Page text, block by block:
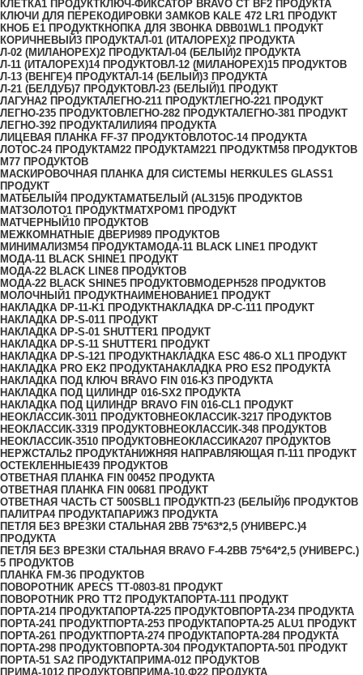
КЛЕТКА1 ПРОДУКТКЛЮЧ-ФИКСАТОР BRAVO СТ BF2 ПРОДУКТА
КЛЮЧИ ДЛЯ ПЕРЕКОДИРОВКИ ЗАМКОВ KALE 472 LR1 ПРОДУКТ
КНОБ Е1 ПРОДУКТКНОПКА ДЛЯ ЗВОНКА DBB01WL1 ПРОДУКТ
КОРИЧНЕВЫЙ3 ПРОДУКТАЛ-01 (ИТАЛОРЕХ)2 ПРОДУКТА
Л-02 (МИЛАНОРЕХ)2 ПРОДУКТАЛ-04 (БЕЛЫЙ)2 ПРОДУКТА
Л-11 (ИТАЛОРЕХ)14 ПРОДУКТОВЛ-12 (МИЛАНОРЕХ)15 ПРОДУКТОВ
Л-13 (ВЕНГЕ)4 ПРОДУКТАЛ-14 (БЕЛЫЙ)3 ПРОДУКТА
Л-21 (БЕЛДУБ)7 ПРОДУКТОВЛ-23 (БЕЛЫЙ)1 ПРОДУКТ
ЛАГУНА2 ПРОДУКТАЛЕГНО-211 ПРОДУКТЛЕГНО-221 ПРОДУКТ
ЛЕГНО-235 ПРОДУКТОВЛЕГНО-282 ПРОДУКТАЛЕГНО-381 ПРОДУКТ
ЛЕГНО-392 ПРОДУКТАЛИЛИЯ4 ПРОДУКТА
ЛИЦЕВАЯ ПЛАНКА FF-37 ПРОДУКТОВЛОТОС-14 ПРОДУКТА
ЛОТОС-24 ПРОДУКТАМ22 ПРОДУКТАМ221 ПРОДУКТМ58 ПРОДУКТОВ
М77 ПРОДУКТОВ
МАСКИРОВОЧНАЯ ПЛАНКА ДЛЯ СИСТЕМЫ HERKULES GLASS1
ПРОДУКТ
МАТБЕЛЫЙ4 ПРОДУКТАМАТБЕЛЫЙ (AL315)6 ПРОДУКТОВ
МАТЗОЛОТО1 ПРОДУКТМАТХРОМ1 ПРОДУКТ
МАТЧЕРНЫЙ10 ПРОДУКТОВ
МЕЖКОМНАТНЫЕ ДВЕРИ989 ПРОДУКТОВ
МИНИМАЛИЗМ54 ПРОДУКТАМОДА-11 BLACK LINE1 ПРОДУКТ
МОДА-11 BLACK SHINE1 ПРОДУКТ
МОДА-22 BLACK LINE8 ПРОДУКТОВ
МОДА-22 BLACK SHINE5 ПРОДУКТОВМОДЕРН528 ПРОДУКТОВ
МОЛОЧНЫЙ1 ПРОДУКТНАИМЕНОВАНИЕ1 ПРОДУКТ
НАКЛАДКА DP-11-K1 ПРОДУКТНАКЛАДКА DP-C-111 ПРОДУКТ
НАКЛАДКА DP-S-011 ПРОДУКТ
НАКЛАДКА DP-S-01 SHUTTER1 ПРОДУКТ
НАКЛАДКА DP-S-11 SHUTTER1 ПРОДУКТ
НАКЛАДКА DP-S-121 ПРОДУКТНАКЛАДКА ESC 486-O XL1 ПРОДУКТ
НАКЛАДКА PRO EK2 ПРОДУКТАНАКЛАДКА PRO ES2 ПРОДУКТА
НАКЛАДКА ПОД КЛЮЧ BRAVO FIN 016-K3 ПРОДУКТА
НАКЛАДКА ПОД ЦИЛИНДР 016-SX2 ПРОДУКТА
НАКЛАДКА ПОД ЦИЛИНДР BRAVO FIN 016-СL1 ПРОДУКТ
НЕОКЛАССИК-3011 ПРОДУКТОВНЕОКЛАССИК-3217 ПРОДУКТОВ
НЕОКЛАССИК-3319 ПРОДУКТОВНЕОКЛАССИК-348 ПРОДУКТОВ
НЕОКЛАССИК-3510 ПРОДУКТОВНЕОКЛАССИКА207 ПРОДУКТОВ
НЕРЖСТАЛЬ2 ПРОДУКТАНИЖНЯЯ НАПРАВЛЯЮЩАЯ П-111 ПРОДУКТ
ОСТЕКЛЕННЫЕ439 ПРОДУКТОВ
ОТВЕТНАЯ ПЛАНКА FIN 00452 ПРОДУКТА
ОТВЕТНАЯ ПЛАНКА FIN 00681 ПРОДУКТ
ОТВЕТНАЯ ЧАСТЬ СТ 500SBL1 ПРОДУКТП-23 (БЕЛЫЙ)6 ПРОДУКТОВ
ПАЛИТРА4 ПРОДУКТАПАРИЖ3 ПРОДУКТА
ПЕТЛЯ БЕЗ ВРЕЗКИ СТАЛЬНАЯ 2ВВ 75*63*2,5 (УНИВЕРС.)4
ПРОДУКТА
ПЕТЛЯ БЕЗ ВРЕЗКИ СТАЛЬНАЯ BRAVO F-4-2BB 75*64*2,5 (УНИВЕРС.)
5 ПРОДУКТОВ
ПЛАНКА FM-36 ПРОДУКТОВ
ПОВОРОТНИК APECS ТТ-0803-81 ПРОДУКТ
ПОВОРОТНИК PRO TT2 ПРОДУКТАПОРТА-111 ПРОДУКТ
ПОРТА-214 ПРОДУКТАПОРТА-225 ПРОДУКТОВПОРТА-234 ПРОДУКТА
ПОРТА-241 ПРОДУКТПОРТА-253 ПРОДУКТАПОРТА-25 ALU1 ПРОДУКТ
ПОРТА-261 ПРОДУКТПОРТА-274 ПРОДУКТАПОРТА-284 ПРОДУКТА
ПОРТА-298 ПРОДУКТОВПОРТА-304 ПРОДУКТАПОРТА-501 ПРОДУКТ
ПОРТА-51 SA2 ПРОДУКТАПРИМА-012 ПРОДУКТОВ
ПРИМА-1012 ПРОДУКТОВПРИМА-10.Ф22 ПРОДУКТА